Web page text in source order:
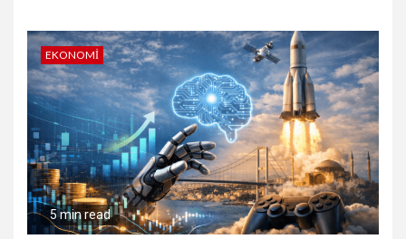
EKONOMI
5 min read